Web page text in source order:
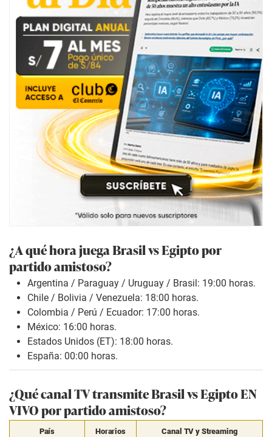
¿A qué hora juega Brasil vs Egipto por
partido amistoso?
Argentina / Paraguay / Uruguay / Brasil: 19:00 horas.
Chile / Bolivia / Venezuela: 18:00 horas.
Colombia / Perú / Ecuador: 17:00 horas.
México: 16:00 horas.
Estados Unidos (ET): 18:00 horas.
España: 00:00 horas.
¿Qué canal TV transmite Brasil vs Egipto EN
VIVO por partido amistoso?
País Horarios Canal TV y Streaming